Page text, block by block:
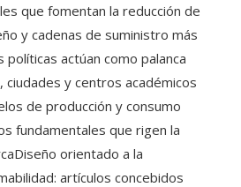
que fomentan la reducción de
y cadenas de suministro más
actúan como palanca
ciudades y centros académicos
de producción y consumo
fundamentales que rigen la
orientado a la
artículos concebidos